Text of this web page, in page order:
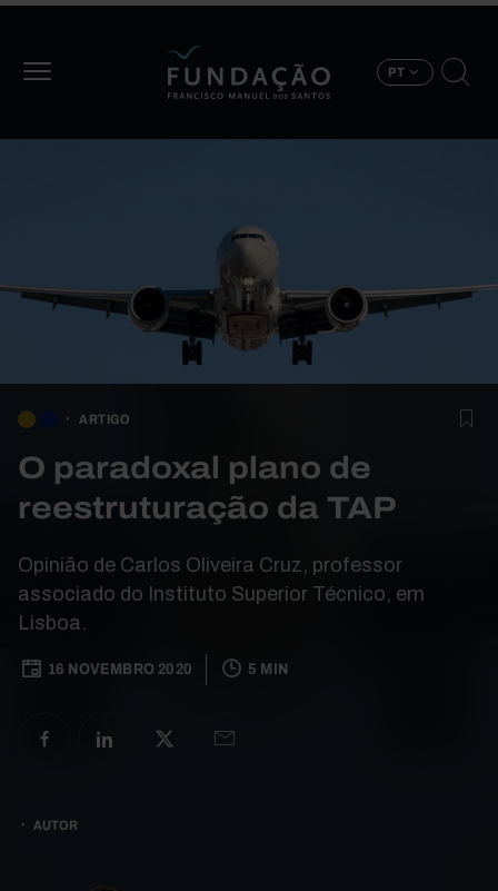
PT
ARTIGO
O paradoxal plano de
reestruturação da TAP
Opinião de Carlos Oliveira Cruz, professor
associado do Instituto Superior Técnico, em
Lisboa.
16 NOVEMBRO 2020 5 MIN
AUTOR